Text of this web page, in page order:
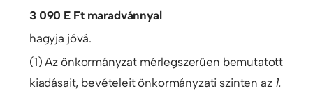
3 090 E Ft maradvánnyal
hagyja jóvá.
(1) Az önkormányzat mérlegszerűen bemutatott
kiadásait, bevételeit önkormányzati szinten az 1.